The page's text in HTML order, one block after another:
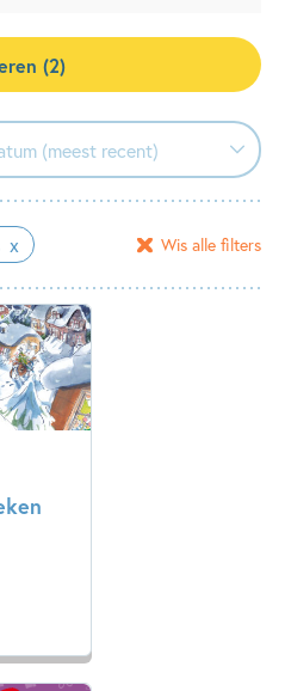
(2)
(meest recent)
(meest recent)
(minst recent) Wis alle filters